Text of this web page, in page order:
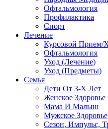
Офтальмология
Профилактика
Спорт
Лечение
Курсовой Прием/
Офтальмология
Уход (Лечение)
Уход (Предметы)
Семья
Дети От 3-Х Лет
Женское Здоровье
Мама И Малыш
Мужское Здоровье
Сезон, Импульс,